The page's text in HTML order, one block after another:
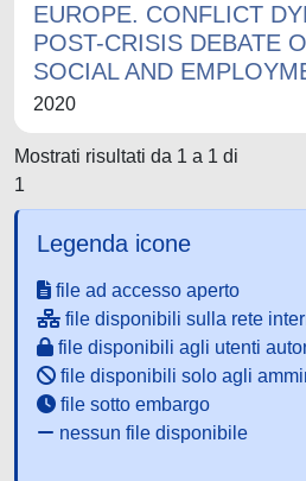
EUROPE. CONFLICT
POST-CRISIS DEBATE
SOCIAL AND
2020
Mostrati risultati da 1 a 1 di
1
Legenda icone
file ad accesso aperto
file disponibili sulla rete
file disponibili agli utenti
file disponibili solo agli
file sotto embargo
nessun file disponibile